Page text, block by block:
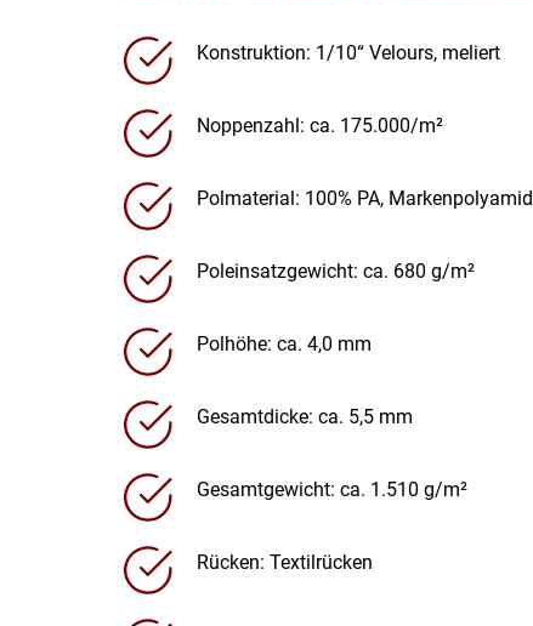
Konstruktion: 1/10“ Velours, meliert
Noppenzahl: ca. 175.000/m²
Polmaterial: 100% PA, Markenpolyamid
Poleinsatzgewicht: ca. 680 g/m²
Polhöhe: ca. 4,0 mm
Gesamtdicke: ca. 5,5 mm
Gesamtgewicht: ca. 1.510 g/m²
Rücken: Textilrücken